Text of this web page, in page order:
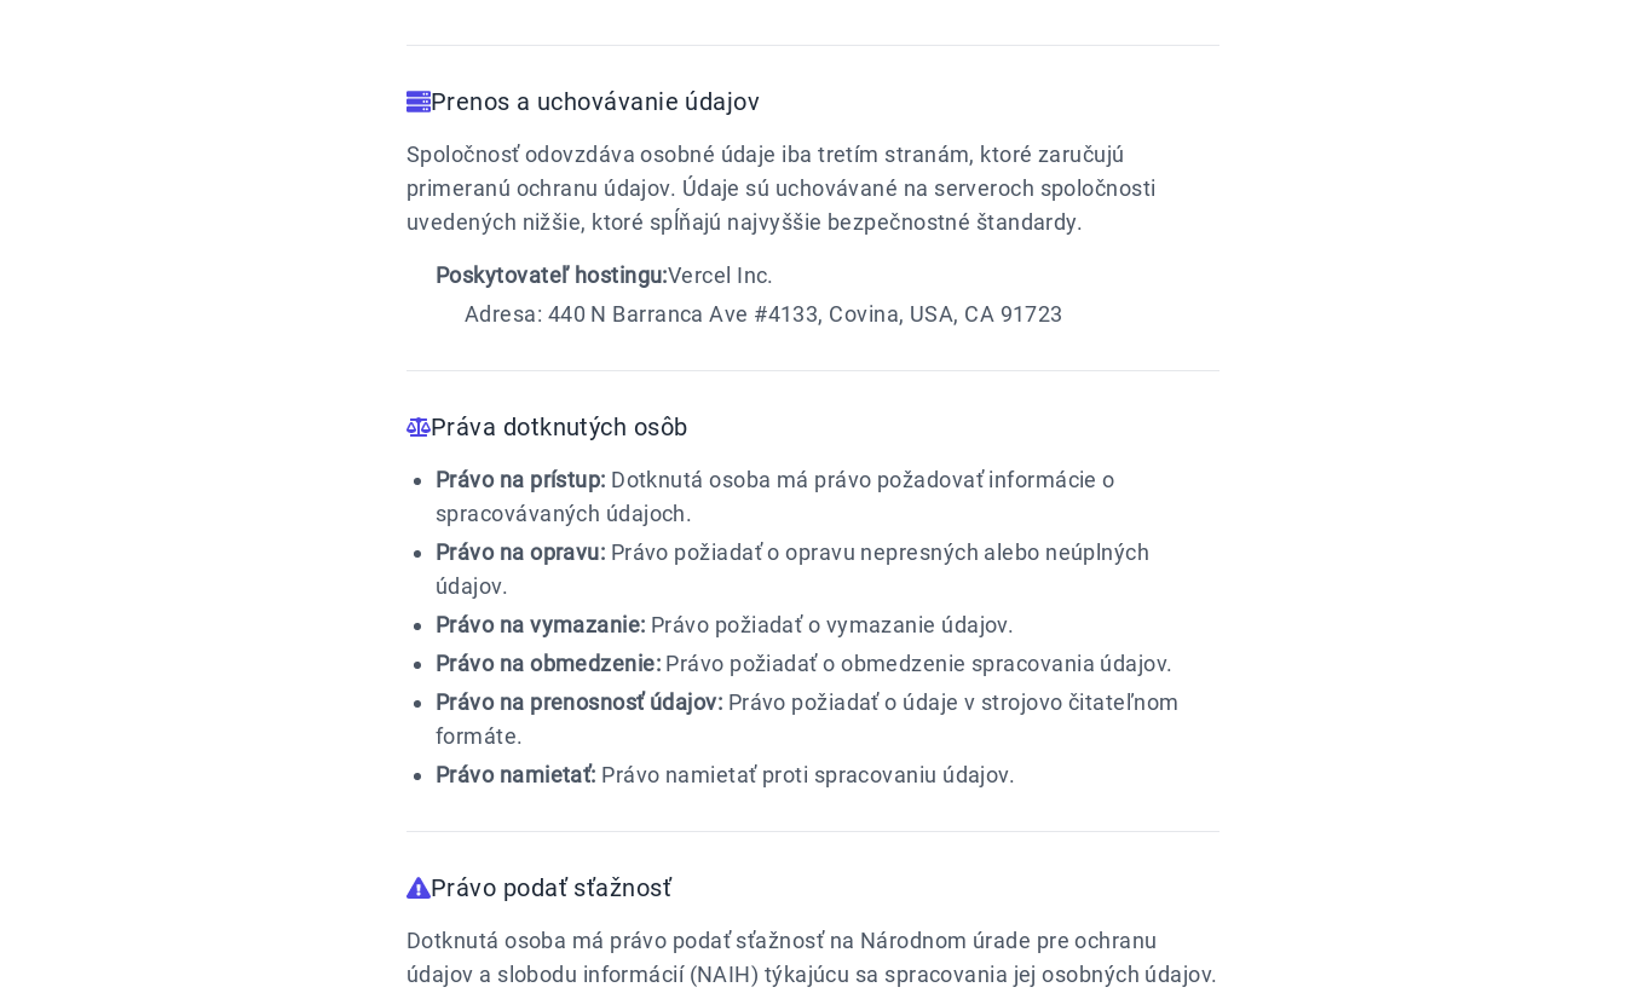
Prenos a uchovávanie údajov
Spoločnosť odovzdáva osobné údaje iba tretím stranám, ktoré zaručujú
primeranú ochranu údajov. Údaje sú uchovávané na serveroch spoločnosti
uvedených nižšie, ktoré spĺňajú najvyššie bezpečnostné štandardy.
Poskytovateľ hostingu:Vercel Inc.
Adresa: 440 N Barranca Ave #4133, Covina, USA, CA 91723
Práva dotknutých osôb
Právo na prístup: Dotknutá osoba má právo požadovať informácie o
spracovávaných údajoch.
Právo na opravu: Právo požiadať o opravu nepresných alebo neúplných
údajov.
Právo na vymazanie: Právo požiadať o vymazanie údajov.
Právo na obmedzenie: Právo požiadať o obmedzenie spracovania údajov.
Právo na prenosnosť údajov: Právo požiadať o údaje v strojovo čitateľnom
formáte.
Právo namietať: Právo namietať proti spracovaniu údajov.
Právo podať sťažnosť
Dotknutá osoba má právo podať sťažnosť na Národnom úrade pre ochranu
údajov a slobodu informácií (NAIH) týkajúcu sa spracovania jej osobných údajov.